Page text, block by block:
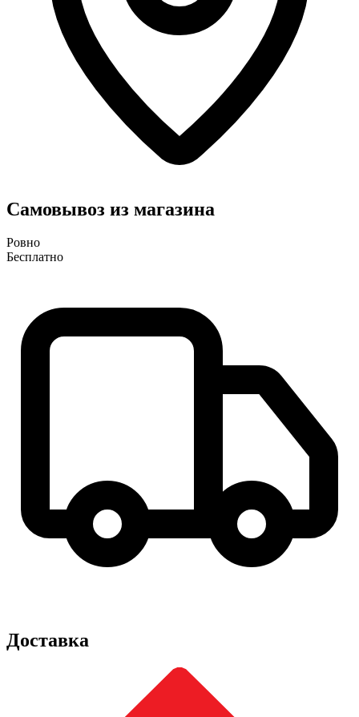
Самовывоз из магазина
Ровно
Бесплатно
Доставка